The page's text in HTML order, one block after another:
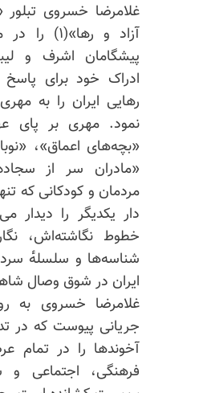
غلامرضا خسروی تبلور
آزاد و
پیشگامان اشرف و
ادراک خود برای
رهایی ایران را به
نمود. مهری بر پای
«بچه‌های اعماق»،
مردمان و کودکانی که
دار یکدیگر را دیدار
خطوط نگاشته‌اش،
شناسه‌ها و سلسله‌ٔ
ایران در شوق وصال
غلامرضا خسروی به
جریانی پیوست که در
آخوندها را در تمام
فرهنگی، اجتماعی و